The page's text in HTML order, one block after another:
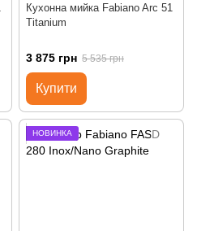
Кухонна мийка Fabiano Arc 51
Titanium
3 875 грн 5 535 грн
Купити
НОВИНКА